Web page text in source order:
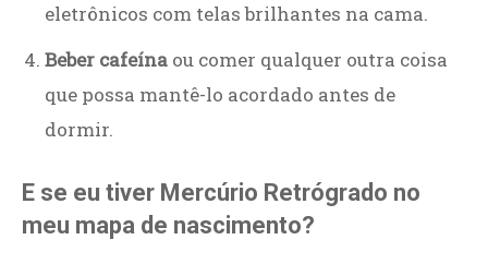
eletrônicos com telas brilhantes na cama.
Beber cafeína ou comer qualquer outra coisa
que possa mantê-lo acordado antes de
dormir.
E se eu tiver Mercúrio Retrógrado no
meu mapa de nascimento?